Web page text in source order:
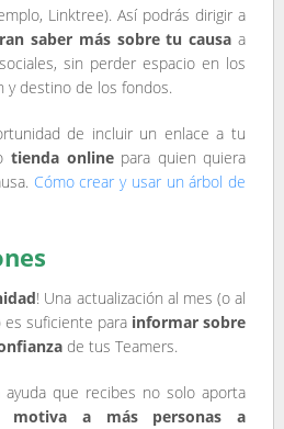
Linktree). Así podrás dirigir a
saber más sobre tu causa a
sin perder espacio en los
y destino de los fondos.
de incluir un enlace a tu
tienda onlinepara quien quiera
Cómo crear y usar un árbol de
! Una actualización al mes (o al
suficiente para informar sobre
de tus Teamers.
que recibes no solo aporta
motiva a más personas a